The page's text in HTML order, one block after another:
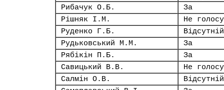
Рибачук О.Б.
За
Рішняк І.М.
Не
Руденко Г.Б.
Відсутній
Рудьковський М.М.
За
Рябікін П.Б.
За
Савицький В.В.
Не
Салмін О.В.
Відсутній